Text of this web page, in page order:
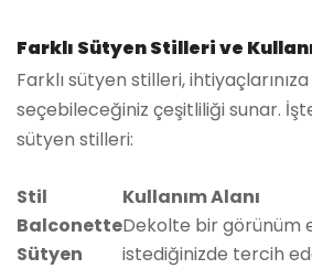
Farklı Sütyen Stilleri ve
Farklı sütyen stilleri,
seçebileceğiniz çeşitliliği sunar.
sütyen stilleri:
Stil
Kullanım Alanı
Balconette
Sütyen
Dekolte bir görünüm
istediğinizde tercih